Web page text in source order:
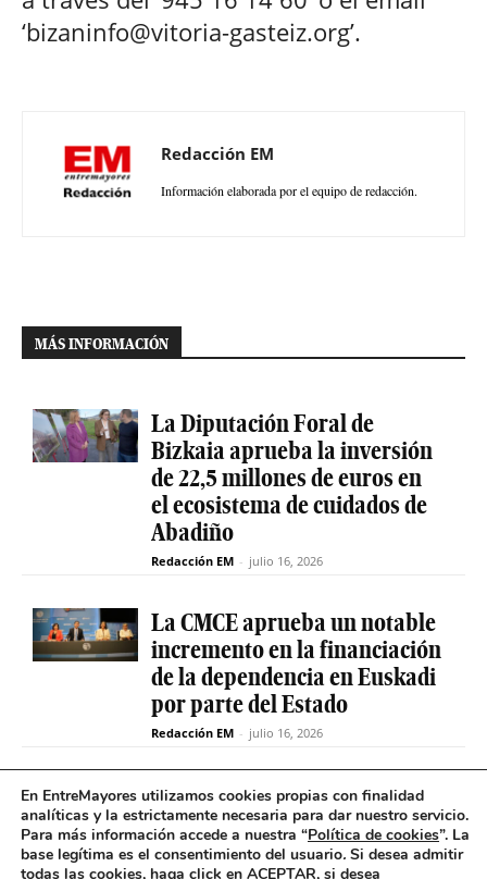
‘bizaninfo@vitoria-gasteiz.org’.
Redacción EM
Información elaborada por el equipo de redacción.
MÁS INFORMACIÓN
La Diputación Foral de
Bizkaia aprueba la inversión
de 22,5 millones de euros en
el ecosistema de cuidados de
Abadiño
Redacción EM - julio 16, 2026
La CMCE aprueba un notable
incremento en la financiación
de la dependencia en Euskadi
por parte del Estado
Redacción EM - julio 16, 2026
El servicio de teleasistencia
betiON prueba un nuevo
sistema de mensajes de voz
En EntreMayores utilizamos cookies propias con finalidad
analíticas y la estrictamente necesaria para dar nuestro servicio.
Para más información accede a nuestra “Política de cookies”. La
base legítima es el consentimiento del usuario. Si desea admitir
todas las cookies, haga click en ACEPTAR, si desea